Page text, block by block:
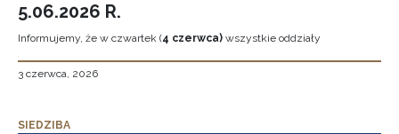
5.06.2026 R.
Informujemy, że w czwartek (4 czerwca) wszystkie oddziały
3 czerwca, 2026
SIEDZIBA